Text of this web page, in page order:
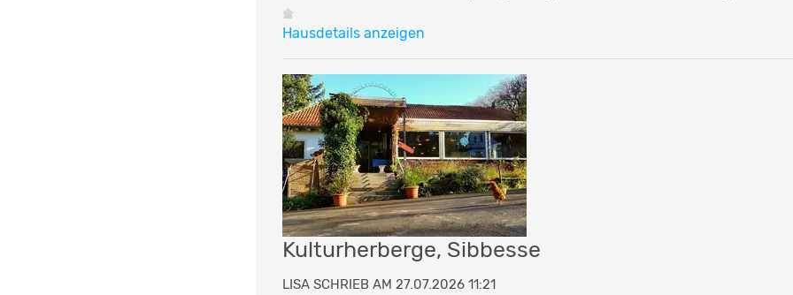
Hausdetails anzeigen
Kulturherberge, Sibbesse
LISA SCHRIEB AM 27.07.2026 11:21